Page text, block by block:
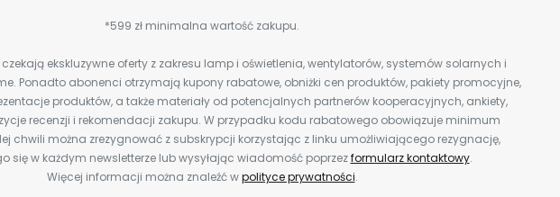
*599 zł minimalna wartość zakupu.
ekskluzywne oferty z zakresu lamp i oświetlenia, wentylatorów, systemów solarnych i
Ponadto abonenci otrzymają kupony rabatowe, obniżki cen produktów, pakiety promocyjne,
produktów, a także materiały od potencjalnych partnerów kooperacyjnych, ankiety,
recenzji i rekomendacji zakupu. W przypadku kodu rabatowego obowiązuje minimum
chwili można zrezygnować z subskrypcji korzystając z linku umożliwiającego rezygnację,
się w każdym newsletterze lub wysyłając wiadomość poprzezformularz kontaktowy.
Więcej informacji można znaleźć wpolityce prywatności.